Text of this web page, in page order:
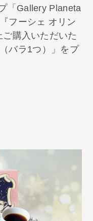
「Gallery Planeta
フーシェ オリン
購入いただいた
バラ1つ）」をプ